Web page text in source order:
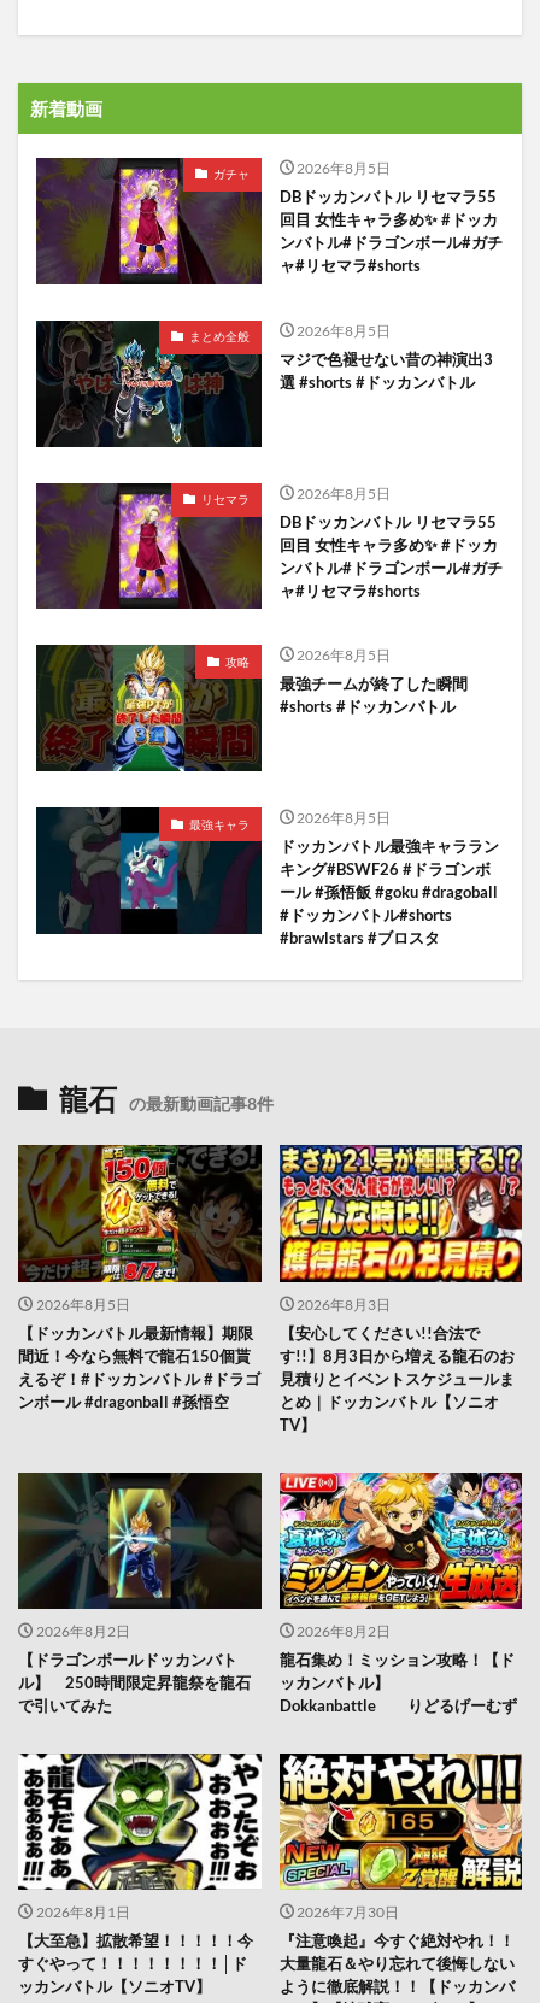
新着動画
ガチャ 2026年8月5日
DBドッカンバトル リセマラ55
回目 女性キャラ多め✨️ #ドッカ
ンバトル#ドラゴンボール#ガチ
ャ#リセマラ#shorts
まとめ全般 2026年8月5日
マジで色褪せない昔の神演出3
選 #shorts #ドッカンバトル
リセマラ 2026年8月5日
DBドッカンバトル リセマラ55
回目 女性キャラ多め✨️ #ドッカ
ンバトル#ドラゴンボール#ガチ
ャ#リセマラ#shorts
攻略 2026年8月5日
最強チームが終了した瞬間
#shorts #ドッカンバトル
最強キャラ 2026年8月5日
ドッカンバトル最強キャララン
キング#BSWF26 #ドラゴンボ
ール #孫悟飯 #goku #dragoball
#ドッカンバトル#shorts
#brawlstars #ブロスタ
龍石 の最新動画記事8件
2026年8月5日
【ドッカンバトル最新情報】期限
間近！今なら無料で龍石150個貰
えるぞ！#ドッカンバトル #ドラゴ
ンボール #dragonball #孫悟空
2026年8月3日
【安心してください!!合法で
す!!】8月3日から増える龍石のお
見積りとイベントスケジュールま
とめ｜ドッカンバトル【ソニオ
TV】
2026年8月2日
【ドラゴンボールドッカンバト
ル】 250時間限定昇龍祭を龍石
で引いてみた
2026年8月2日
龍石集め！ミッション攻略！【ド
ッカンバトル】
Dokkanbattle りどるげーむず
2026年8月1日
【大至急】拡散希望！！！！！今
すぐやって！！！！！！！！│ド
ッカンバトル【ソニオTV】
2026年7月30日
『注意喚起』今すぐ絶対やれ！！
大量龍石＆やり忘れて後悔しない
ように徹底解説！！【ドッカンバ